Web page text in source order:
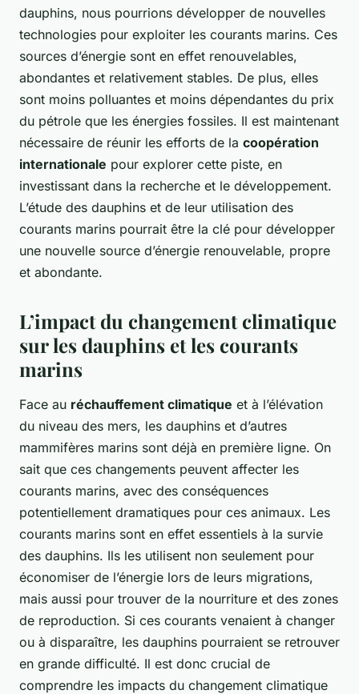
dauphins, nous pourrions développer de nouvelles
technologies pour exploiter les courants marins. Ces
sources d’énergie sont en effet renouvelables,
abondantes et relativement stables. De plus, elles
sont moins polluantes et moins dépendantes du prix
du pétrole que les énergies fossiles. Il est maintenant
nécessaire de réunir les efforts de la coopération
internationale pour explorer cette piste, en
investissant dans la recherche et le développement.
L’étude des dauphins et de leur utilisation des
courants marins pourrait être la clé pour développer
une nouvelle source d’énergie renouvelable, propre
et abondante.
L’impact du changement climatique
sur les dauphins et les courants
marins
Face au réchauffement climatique et à l’élévation
du niveau des mers, les dauphins et d’autres
mammifères marins sont déjà en première ligne. On
sait que ces changements peuvent affecter les
courants marins, avec des conséquences
potentiellement dramatiques pour ces animaux. Les
courants marins sont en effet essentiels à la survie
des dauphins. Ils les utilisent non seulement pour
économiser de l’énergie lors de leurs migrations,
mais aussi pour trouver de la nourriture et des zones
de reproduction. Si ces courants venaient à changer
ou à disparaître, les dauphins pourraient se retrouver
en grande difficulté. Il est donc crucial de
comprendre les impacts du changement climatique